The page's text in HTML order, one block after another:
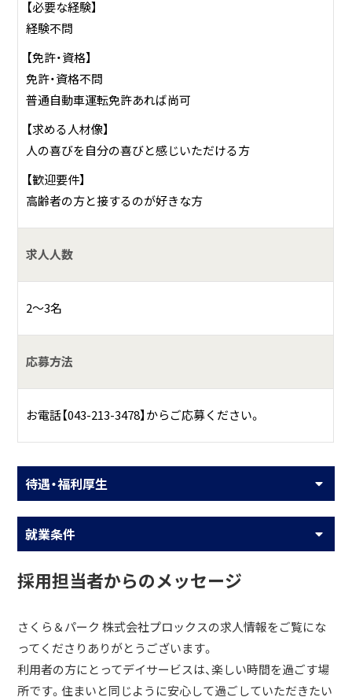
【必要な経験】
経験不問
【免許・資格】
免許・資格不問
普通自動車運転免許あれば尚可
【求める人材像】
人の喜びを自分の喜びと感じいただける方
【歓迎要件】
高齢者の方と接するのが好きな方
求人人数
2～3名
応募方法
お電話【043-213-3478】からご応募ください。
待遇・福利厚生
就業条件
採用担当者からのメッセージ
さくら＆パーク 株式会社プロックスの求人情報をご覧にな
ってくださりありがとうございます。
利用者の方にとってデイサービスは、楽しい時間を過ごす場
所です。住まいと同じように安心して過ごしていただきたい